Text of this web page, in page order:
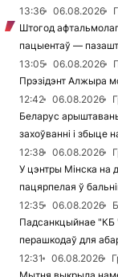
13:36
06.08.2026
Штогод
пацыентаў —
13:05
06.08.2026
Прэзідэнт Алжыра
12:42
06.08.2026
Беларус
захоўванні і збыце
12:38
06.08.2026
У цэнтры Мінска на
пацярпелая ў
12:35
06.08.2026
Падсанкцыйнае "КБ
перашкодаў для
12:31
06.08.2026